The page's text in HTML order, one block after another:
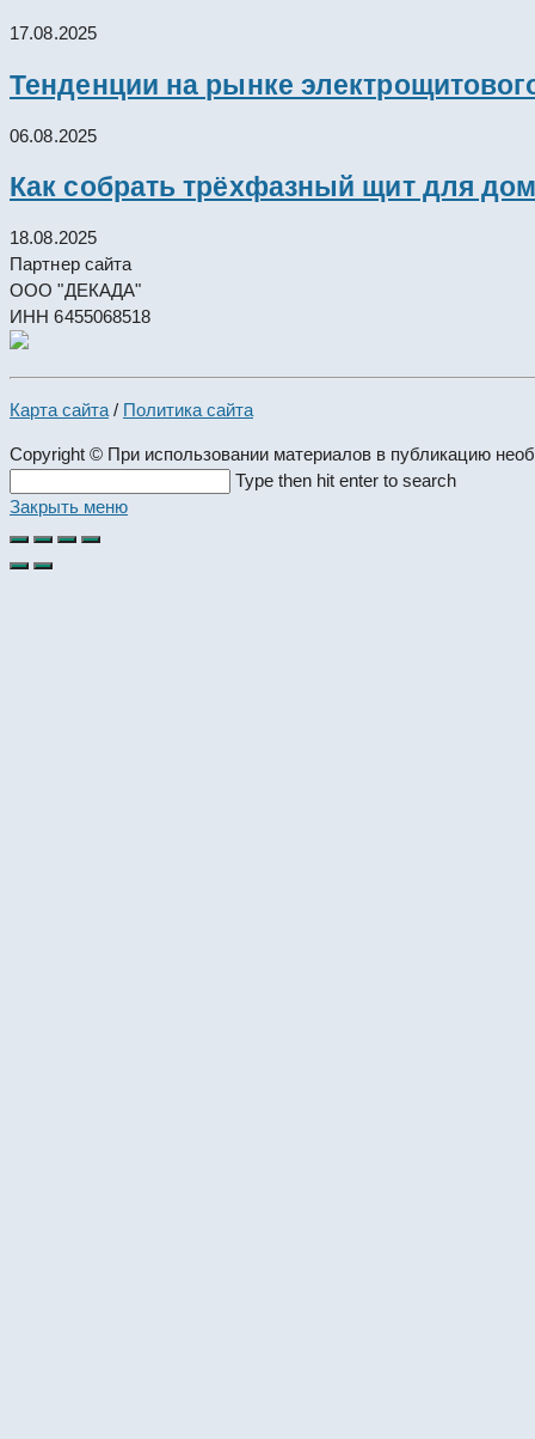
17.08.2025
Тенденции на рынке
06.08.2025
Как собрать трёхфазный щит для
18.08.2025
Партнер сайта
ООО "ДЕКАДА"
ИНН 6455068518
Карта сайта / Политика сайта
Copyright © При использовании материалов в публикацию
this
website
Type then hit enter to search
Закрыть меню